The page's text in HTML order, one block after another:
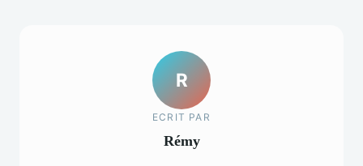
R
ECRIT PAR
Rémy